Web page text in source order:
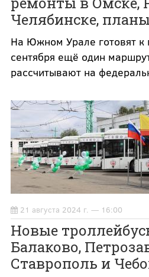
Челябинске,
На Южном Урале готовят к
сентября ещё один
рассчитывают на
21 августа 2024 г. — 16:00
Новые
Балаково,
Ставрополь и